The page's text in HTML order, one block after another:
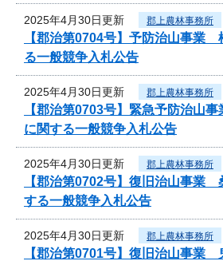
2025年4月30日更新 郡上農林事務所
【郡治第0704号】予防治山事業
る一般競争入札公告
2025年4月30日更新 郡上農林事務所
【郡治第0703号】緊急予防治山
に関する一般競争入札公告
2025年4月30日更新 郡上農林事務所
【郡治第0702号】復旧治山事業
する一般競争入札公告
2025年4月30日更新 郡上農林事務所
【郡治第0701号】復旧治山事業